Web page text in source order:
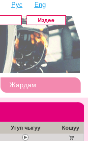
Рус Eng
Жардам
Угуп чыгуу
Кошуу